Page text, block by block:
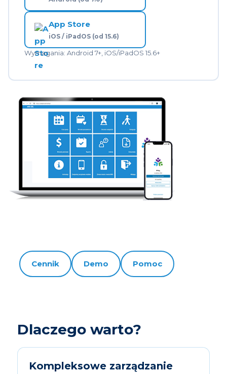
App Store
iOS / iPadOS (od 15.6)
Wymagania: Android 7+, iOS/iPadOS 15.6+
Cennik Demo Pomoc
Dlaczego warto?
Kompleksowe zarządzanie
Polityce cookies